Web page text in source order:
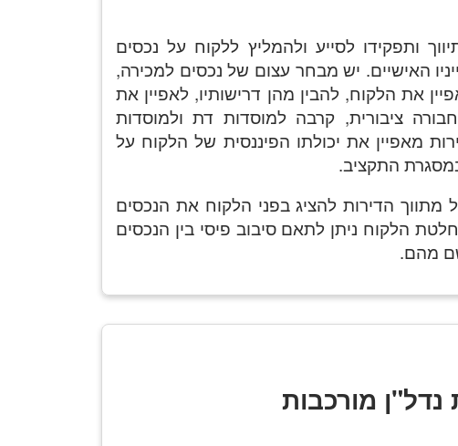
ותפקידו לסייע ולהמליץ ללקוח על נכסים
האישיים. יש מבחר עצום של נכסים למכירה,
את הלקוח, להבין מהן דרישותיו, לאפיין את
ציבורית, קרבה למוסדות דת ולמוסדות
מאפיין את יכולתו הפיננסית של הלקוח על
התקציב.
מתווך הדירות להציג בפני הלקוח את הנכסים
הלקוח ניתן לתאם סיבוב פיסי בין הנכסים
מהם.
מורכבות